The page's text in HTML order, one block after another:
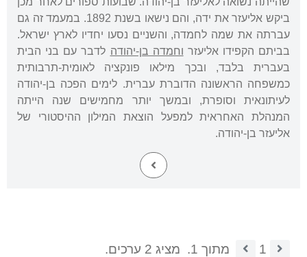
ביקש אליעזר את ידה, והם נישאו בשנת 1892. במעמד זה גם
עברתה את שמה לחמדה, והשניים נסעו יחדיו לארץ ישראל.
בביתם הקפידו אליעזר וחמדה בן-יהודה לדבר עם בני הבית
בעברית בלבד, ובכך מילאו פונקציה לאומית-תרבותית
כמשפחה הראשונה הדוברת עברית. לימים הפכה בן-יהודה
לעיתונאית וסופרת, ובמשך יותר מחמישים שנה הייתה
המנהלת האחראית למפעל הוצאת המילון ההיסטורי של
אליעזר בן-יהודה.
1 מתוך 1. מציג 2 ערכים.